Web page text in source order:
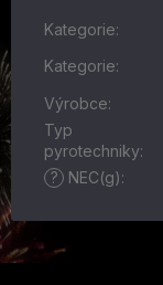
Kategorie:
Kategorie:
Výrobce:
Typ
pyrotechniky:
?
NEC(g):